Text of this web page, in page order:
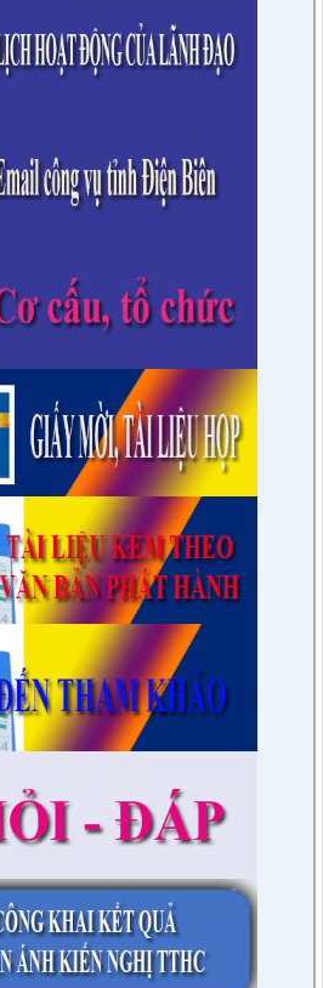
thủ tục hành chính được sửa đổi,
toàn bức xạ và hạt nhân thuộc
lý của Sở Khoa học và Công nghệ
trong giải quyết thủ tục hành
tin, báo chí nước ngoài tại Việt Nam;
tổ chức hợp tác, nghiên cứu nước
phạm vi, chức năng quản lý của Sở
giải quyết thủ tục hành chính được
động xây dựng thuộc phạm vi
Xây dựng tỉnh Điện Biên.
thủ tục hành chính mới ban hành
hoạt động khoa học và công nghệ
quản lý của Sở Khoa học và Công
thủ tục hành chính mới ban hành;
lĩnh vực Phát thanh truyền hình
phạm vi chức năng quản lý của Sở
lịch tỉnh Điện Biên.
thủ tục hành chính bị bãi bỏ trong
phạm vi chức năng quản lý của
tỉnh Điện Biên
thủ tục hành chính được sửa đổi,